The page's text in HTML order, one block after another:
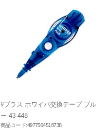
#プラス ホワイパ交換テープ ブル
ー 43-448
商品コード:4977564518738